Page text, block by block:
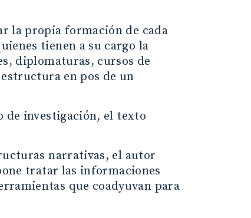
la propia formación de cada
tienen a su cargo la
diplomaturas, cursos de
en pos de un
de investigación, el texto
narrativas, el autor
tratar las informaciones
que coadyuvan para